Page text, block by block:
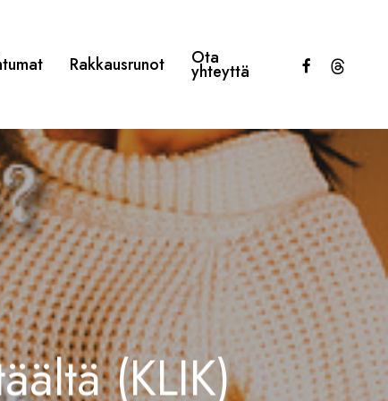
Rakkausrunot Ota
yhteyttä facebookthreads
(KLIK)